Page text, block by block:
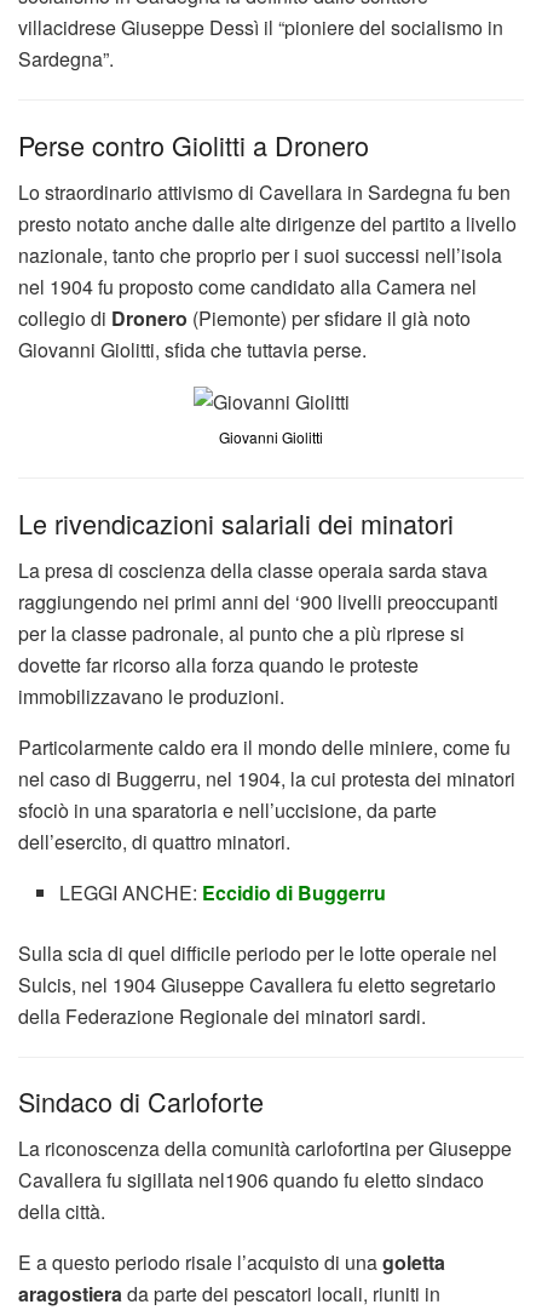
villacidrese Giuseppe Dessì il “pioniere del socialismo in
Sardegna”.
Perse contro Giolitti a Dronero
Lo straordinario attivismo di Cavellara in Sardegna fu ben
presto notato anche dalle alte dirigenze del partito a livello
nazionale, tanto che proprio per i suoi successi nell’isola
nel 1904 fu proposto come candidato alla Camera nel
collegio di Dronero (Piemonte) per sfidare il già noto
Giovanni Giolitti, sfida che tuttavia perse.
Giovanni Giolitti
Le rivendicazioni salariali dei minatori
La presa di coscienza della classe operaia sarda stava
raggiungendo nei primi anni del ‘900 livelli preoccupanti
per la classe padronale, al punto che a più riprese si
dovette far ricorso alla forza quando le proteste
immobilizzavano le produzioni.
Particolarmente caldo era il mondo delle miniere, come fu
nel caso di Buggerru, nel 1904, la cui protesta dei minatori
sfociò in una sparatoria e nell’uccisione, da parte
dell’esercito, di quattro minatori.
LEGGI ANCHE: Eccidio di Buggerru
Sulla scia di quel difficile periodo per le lotte operaie nel
Sulcis, nel 1904 Giuseppe Cavallera fu eletto segretario
della Federazione Regionale dei minatori sardi.
Sindaco di Carloforte
La riconoscenza della comunità carlofortina per Giuseppe
Cavallera fu sigillata nel1906 quando fu eletto sindaco
della città.
E a questo periodo risale l’acquisto di unagoletta
aragostierada parte dei pescatori locali, riuniti in